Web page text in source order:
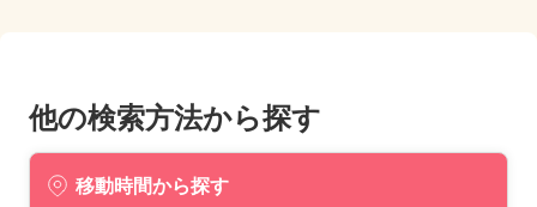
他の検索方法から探す
移動時間から探す